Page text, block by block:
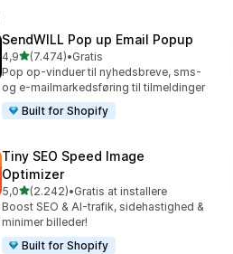
SendWILL Pop up Email Popup
4,9ud af 5 stjerner
(7.474)
7474 anmeldelser i alt
•Gratis
Pop op-vinduer til nyhedsbreve, sms-
og e-mailmarkedsføring til tilmeldinger
Built for Shopify
Tiny SEO Speed Image
Optimizer
5,0ud af 5 stjerner
(2.242)
2242 anmeldelser i alt
•Gratis at installere
Boost SEO & AI-trafik, sidehastighed &
minimer billeder!
Built for Shopify